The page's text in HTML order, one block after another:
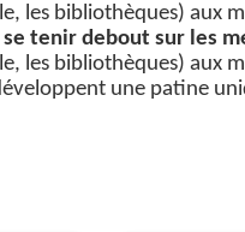
les bibliothèques) aux
tenir debout sur les
les bibliothèques) aux
une patine